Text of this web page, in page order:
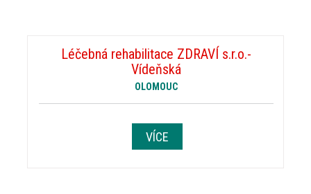
Léčebná rehabilitace ZDRAVÍ s.r.o.-
Vídeňská
OLOMOUC
VÍCE